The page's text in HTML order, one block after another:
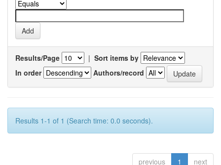
Results/Page | Sort items by
In order
Authors/record
Results 1-1 of 1 (Search time: 0.0 seconds).
previous 1 next